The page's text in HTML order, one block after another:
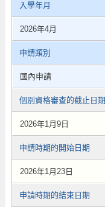
入學年月
2026年4月
申請類別
國內申請
個別資格審查的截止日期
2026年1月9日
申請時期的開始日期
2026年1月23日
申請時期的結束日期